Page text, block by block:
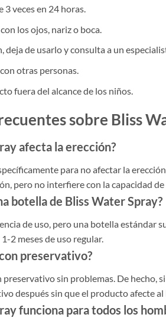
3 veces en 24 horas.
los ojos, nariz o boca.
deja de usarlo y consulta a un
otras personas.
fuera del alcance de los niños.
sobre Bliss
afecta la erección?
para no afectar la
pero no interfiere con la capacidad
botella de Bliss Water Spray?
de uso, pero una botella estándar
2 meses de uso regular.
preservativo?
preservativo sin problemas. De hecho,
después sin que el producto afecte al
funciona para todos los